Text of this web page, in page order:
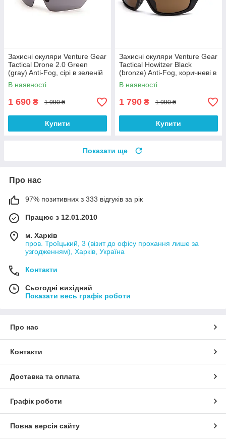
Захисні окуляри Venture Gear
Tactical Drone 2.0 Green
(gray) Anti-Fog, сірі в зеленій
оправі
В наявності
1 690 ₴ 1 990 ₴
Купити
Захисні окуляри Venture Gear
Tactical Howitzer Black
(bronze) Anti-Fog, коричневі в
чорній оправі
В наявності
1 790 ₴ 1 990 ₴
Купити
Показати ще
Про нас
97% позитивних з 333 відгуків за рік
Працює з 12.01.2010
м. Харків
пров. Троїцький, 3 (візит до офісу прохання лише за
узгодженням), Харків, Україна
Контакти
Сьогодні вихідний
Показати весь графік роботи
Про нас
Контакти
Доставка та оплата
Графік роботи
Повна версія сайту